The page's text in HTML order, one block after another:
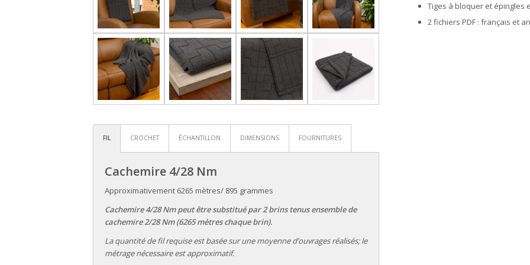
FIL CROCHET ÉCHANTILLON DIMENSIONS FOURNITURES
Cachemire 4/28 Nm
Approximativement 6265 mètres/ 895 grammes
Cachemire 4/28 Nm peut être substitué par 2 brins tenus ensemble de
cachemire 2/28 Nm (6265 mètres chaque brin).
La quantité de fil requise est basée sur une moyenne d’ouvrages réalisés; le
métrage nécessaire est approximatif.
Tiges à bloquer et épingles
2 fichiers PDF : français et